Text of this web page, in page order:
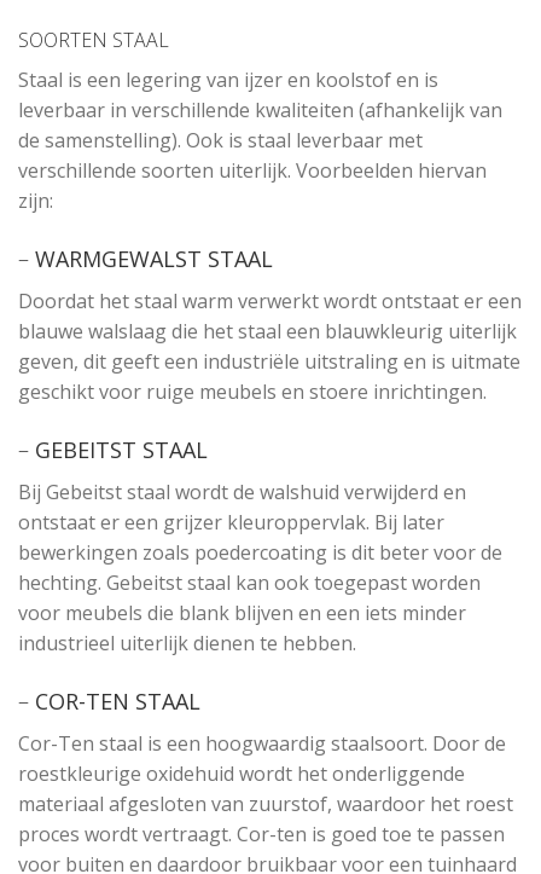
SOORTEN STAAL
Staal is een legering van ijzer en koolstof en is
leverbaar in verschillende kwaliteiten (afhankelijk van
de samenstelling). Ook is staal leverbaar met
verschillende soorten uiterlijk. Voorbeelden hiervan
zijn:
– WARMGEWALST STAAL
Doordat het staal warm verwerkt wordt ontstaat er een
blauwe walslaag die het staal een blauwkleurig uiterlijk
geven, dit geeft een industriële uitstraling en is uitmate
geschikt voor ruige meubels en stoere inrichtingen.
– GEBEITST STAAL
Bij Gebeitst staal wordt de walshuid verwijderd en
ontstaat er een grijzer kleuroppervlak. Bij later
bewerkingen zoals poedercoating is dit beter voor de
hechting. Gebeitst staal kan ook toegepast worden
voor meubels die blank blijven en een iets minder
industrieel uiterlijk dienen te hebben.
– COR-TEN STAAL
Cor-Ten staal is een hoogwaardig staalsoort. Door de
roestkleurige oxidehuid wordt het onderliggende
materiaal afgesloten van zuurstof, waardoor het roest
proces wordt vertraagt. Cor-ten is goed toe te passen
voor buiten en daardoor bruikbaar voor een tuinhaard